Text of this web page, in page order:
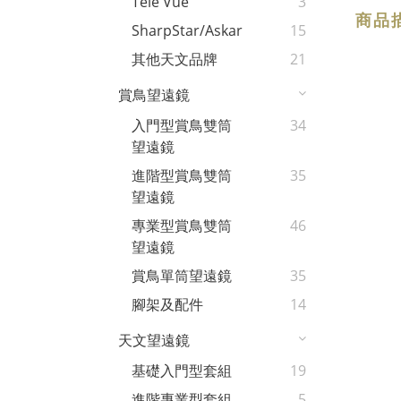
SharpStar/Askar
15
其他天文品牌
21
賞鳥望遠鏡
入門型賞鳥雙筒
望遠鏡
34
進階型賞鳥雙筒
望遠鏡
35
專業型賞鳥雙筒
望遠鏡
46
賞鳥單筒望遠鏡
35
腳架及配件
14
天文望遠鏡
基礎入門型套組
19
商品